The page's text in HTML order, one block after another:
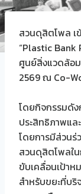
สวนดุสิตโพล เ
“Plastic Bank
ศูนย์สิ่งแวดล้อ
2569 ณ Co-
โดยกิจกรรมดั
ประสิทธิภาพแล
โดยการมีส่วน
สวนดุสิตโพลใ
ขับเคลื่อนเป้า
สำหรับขยะที่บริ